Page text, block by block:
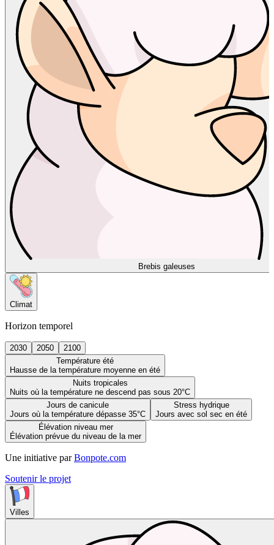
Brebis galeuses
Climat
Horizon temporel
2030 2050
2100
Température été
Hausse de la température moyenne en été
Nuits tropicales
Nuits où la température ne descend pas sous 20°C
Jours de canicule
Jours où la température dépasse 35°C
Stress hydrique
Jours avec sol sec en été
Élévation niveau mer
Élévation prévue du niveau de la mer
Une initiative par Bonpote.com
Soutenir le projet
Villes